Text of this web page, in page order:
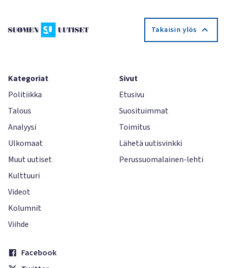
Takaisin ylös
Kategoriat
Politiikka
Talous
Analyysi
Ulkomaat
Muut uutiset
Kulttuuri
Videot
Kolumnit
Viihde
Sivut
Etusivu
Suosituimmat
Toimitus
Lähetä uutisvinkki
Perussuomalainen-lehti
Facebook